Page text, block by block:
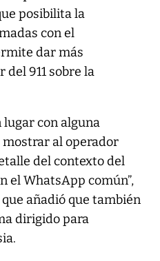
posibilita la
con el
dar más
911 sobre la
lugar con alguna
al operador
del contexto del
el WhatsApp común”,
añadió que también
dirigido para